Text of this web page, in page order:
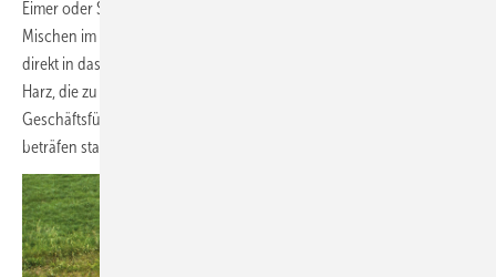
Eimer oder Säcke für den Kunstharz aus. Vielmehr findet bereits das
Mischen im Zuleitungsschlauch unter Vakuum statt, woraus der Harz
direkt in das Vakuum der Blattform weiter fließt. „Lufteinschlüsse im
Harz, die zu Schäden führen können, gibt es da nicht mehr“, sagt
Geschäftsführer Udo Tartler. Nacharbeiten zur Beseitigung von Blasen
beträfen statt 93 Prozent nur noch 2 Prozent der Rotorblätter.